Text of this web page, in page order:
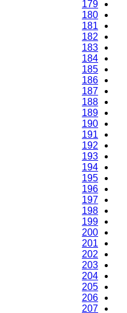
179
180
181
182
183
184
185
186
187
188
189
190
191
192
193
194
195
196
197
198
199
200
201
202
203
204
205
206
207